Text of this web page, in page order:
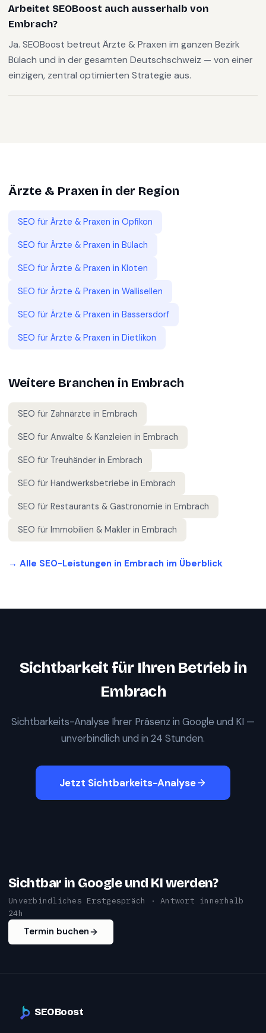
Arbeitet SEOBoost auch ausserhalb von
Embrach?
Ja. SEOBoost betreut Ärzte & Praxen im ganzen Bezirk
Bülach und in der gesamten Deutschschweiz — von einer
einzigen, zentral optimierten Strategie aus.
Ärzte & Praxen in der Region
SEO für Ärzte & Praxen in Opfikon
SEO für Ärzte & Praxen in Bülach
SEO für Ärzte & Praxen in Kloten
SEO für Ärzte & Praxen in Wallisellen
SEO für Ärzte & Praxen in Bassersdorf
SEO für Ärzte & Praxen in Dietlikon
Weitere Branchen in Embrach
SEO für Zahnärzte in Embrach
SEO für Anwälte & Kanzleien in Embrach
SEO für Treuhänder in Embrach
SEO für Handwerksbetriebe in Embrach
SEO für Restaurants & Gastronomie in Embrach
SEO für Immobilien & Makler in Embrach
→ Alle SEO-Leistungen in Embrach im Überblick
Sichtbarkeit für Ihren Betrieb in
Embrach
Sichtbarkeits-Analyse Ihrer Präsenz in Google und KI —
unverbindlich und in 24 Stunden.
Jetzt Sichtbarkeits-Analyse
Sichtbar in Google und KI werden?
Unverbindliches Erstgespräch · Antwort innerhalb
24h
Termin buchen
SEOBoost